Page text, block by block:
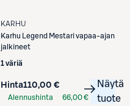
KARHU
Karhu
Legend Mestari vapaa-ajan
jalkineet
1 väriä
Hinta110,00 €
Alennushinta
66,00 €
Näytä
tuote